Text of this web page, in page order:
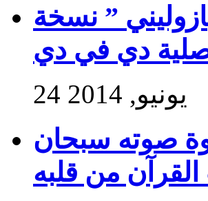
” نسخة
دي في دي
24 يونيو, 2014
صوته سبحان
من قلبه